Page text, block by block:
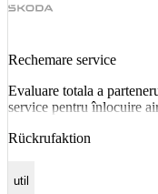
Rechemare service
Evaluare totala a
service pentru înlocuire
Rückrufaktion
util